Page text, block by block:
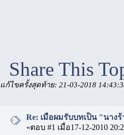
Share This
แก้ไขครั้งสุดท้าย: 21-03-2018
Re: เมื่อผมรับบทเป็น "นาง
«ตอบ #1 เมื่อ17-12-2010